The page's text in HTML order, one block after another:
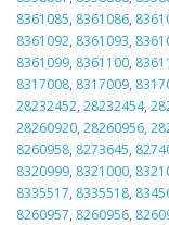
8361085, 8361086,
8361092, 8361093,
8361099, 8361100,
8317008, 8317009,
28232452, 28232454,
28260920, 28260956,
8260958, 8273645,
8320999, 8321000,
8335517, 8335518,
8260957, 8260956,